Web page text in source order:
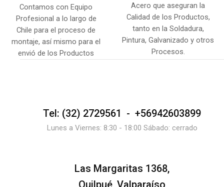
Contamos con Equipo
Profesional a lo largo de
Chile para el proceso de
montaje, así mismo para el
envió de los Productos
Acero que aseguran la
Calidad de los Productos,
tanto en la Soldadura,
Pintura, Galvanizado y otros
Procesos.
Tel: (32) 2729561 - +56942603899
Lunes a Viernes: 8:30 - 18:00 Sábado: cerrado
Las Margaritas 1368,
Quilpué, Valparaíso